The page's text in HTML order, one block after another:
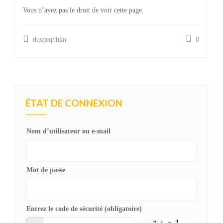
Vous n’avez pas le droit de voir cette page.
dqsqeqhhkn 0
ÉTAT DE CONNEXION
Nom d’utilisateur ou e-mail
Mot de passe
Entrez le code de sécurité (obligatoire)